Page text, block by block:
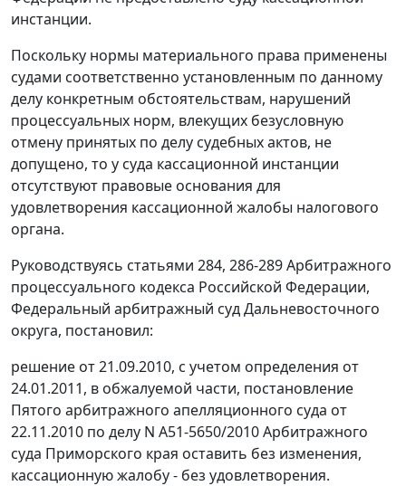
инстанции.
Поскольку нормы материального права применены
судами соответственно установленным по данному
делу конкретным обстоятельствам, нарушений
процессуальных норм, влекущих безусловную
отмену принятых по делу судебных актов, не
допущено, то у суда кассационной инстанции
отсутствуют правовые основания для
удовлетворения кассационной жалобы налогового
органа.
Руководствуясь статьями 284, 286-289Арбитражного
процессуального кодекса Российской Федерации,
Федеральный арбитражный суд Дальневосточного
округа, постановил:
решение от 21.09.2010, с учетом определения от
24.01.2011, в обжалуемой части, постановление
Пятого арбитражного апелляционного суда от
22.11.2010 по делу N А51-5650/2010 Арбитражного
суда Приморского края оставить без изменения,
кассационную жалобу - без удовлетворения.